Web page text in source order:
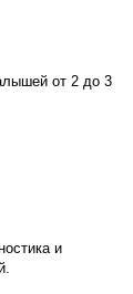
от 2 до 3
и